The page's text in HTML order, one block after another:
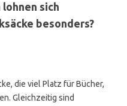
sich
besonders?
die viel Platz für Bücher,
Gleichzeitig sind